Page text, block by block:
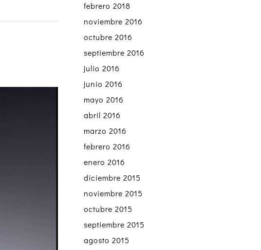
febrero 2018
noviembre 2016
octubre 2016
septiembre 2016
julio 2016
junio 2016
mayo 2016
abril 2016
marzo 2016
febrero 2016
enero 2016
diciembre 2015
noviembre 2015
octubre 2015
septiembre 2015
agosto 2015